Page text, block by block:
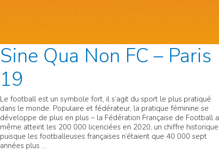
Sine Qua Non FC – Paris
19
Le football est un symbole fort, il s’agit du sport le plus pratiqué
dans le monde. Populaire et fédérateur, la pratique féminine se
développe de plus en plus – la Fédération Française de Football a
même atteint les 200 000 licenciées en 2020, un chiffre historique
puisque les footballeuses françaises n’étaient que 40 000 sept
années plus …